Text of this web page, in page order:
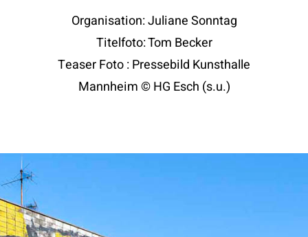
PROJEKTE
KONTAKT
Organisation: Juliane Sonntag
Titelfoto: Tom Becker
Teaser Foto : Pressebild Kunsthalle
Mannheim © HG Esch (s.u.)